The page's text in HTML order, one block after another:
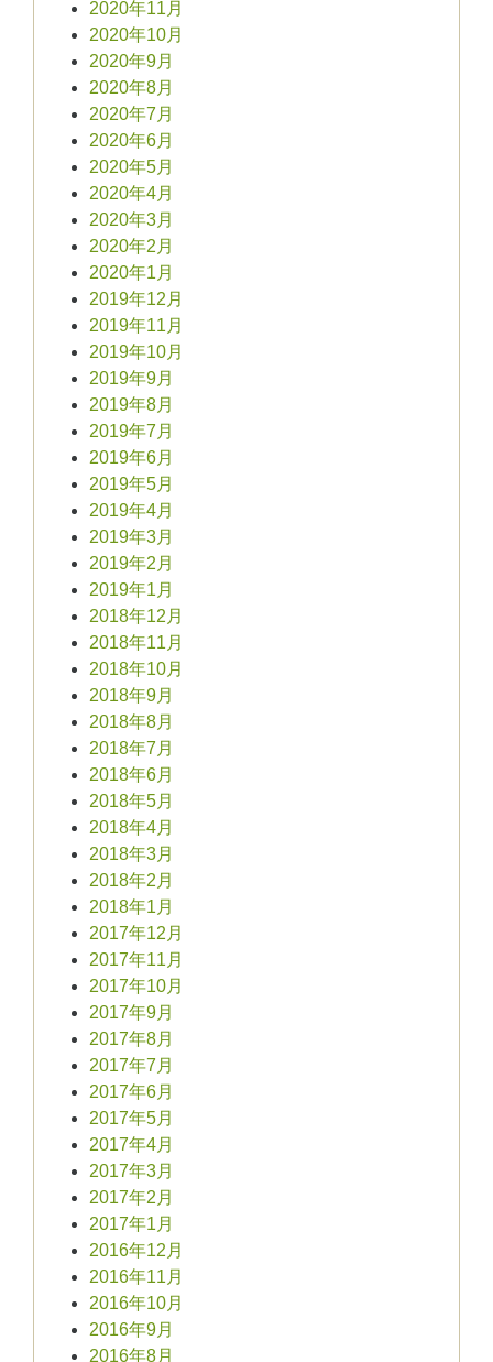
2020年11月
2020年10月
2020年9月
2020年8月
2020年7月
2020年6月
2020年5月
2020年4月
2020年3月
2020年2月
2020年1月
2019年12月
2019年11月
2019年10月
2019年9月
2019年8月
2019年7月
2019年6月
2019年5月
2019年4月
2019年3月
2019年2月
2019年1月
2018年12月
2018年11月
2018年10月
2018年9月
2018年8月
2018年7月
2018年6月
2018年5月
2018年4月
2018年3月
2018年2月
2018年1月
2017年12月
2017年11月
2017年10月
2017年9月
2017年8月
2017年7月
2017年6月
2017年5月
2017年4月
2017年3月
2017年2月
2017年1月
2016年12月
2016年11月
2016年10月
2016年9月
2016年8月